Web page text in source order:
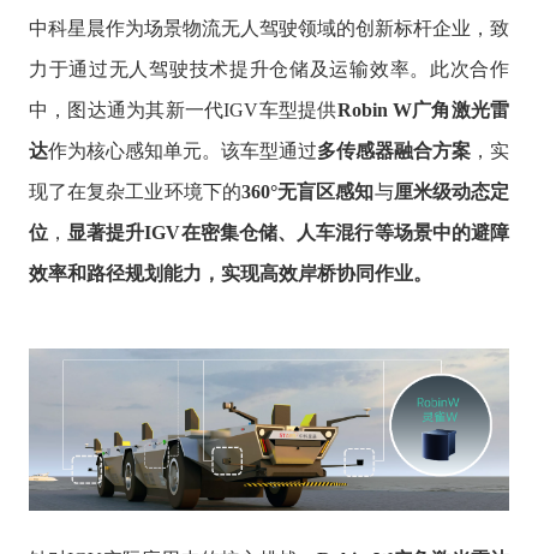
中科星晨作为场景物流无人驾驶领域的创新标杆企业，致
力于通过无人驾驶技术提升仓储及运输效率。此次合作
中，图达通为其新一代IGV车型提供Robin W广角激光雷
达作为核心感知单元。该车型通过多传感器融合方案 ，实
现了在复杂工业环境下的360°无盲区感知与厘米级动态定
位 ， 显著提升IGV在密集仓储、人车混行等场景中的避障
效率和路径规划能力 ， 实现高效岸桥协同作业。